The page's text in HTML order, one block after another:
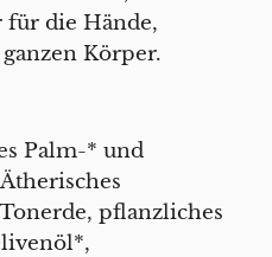
die Hände,
Körper.
Palm-* und
pflanzliches